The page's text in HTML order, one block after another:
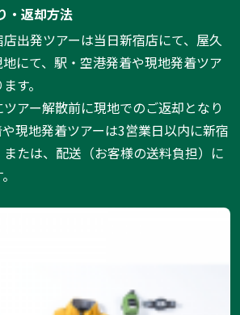
・返却方法
店出発ツアーは当日新宿店にて、屋久
にて、駅・空港発着や現地発着ツア
す。
ツアー解散前に現地でのご返却となり
現地発着ツアーは3営業日以内に新宿
たは、配送（お客様の送料負担）に